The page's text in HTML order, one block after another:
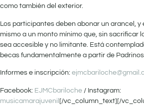
como también del exterior.
Los participantes deben abonar un arancel, y
mismo a un monto mínimo que, sin sacrificar
sea accesible y no limitante. Está
becas fundamentalmente a partir de
Informes e inscripción:
Facebook: EJMCbariloche / Instagram:
musicamarajuvenil [/vc_column_text][/